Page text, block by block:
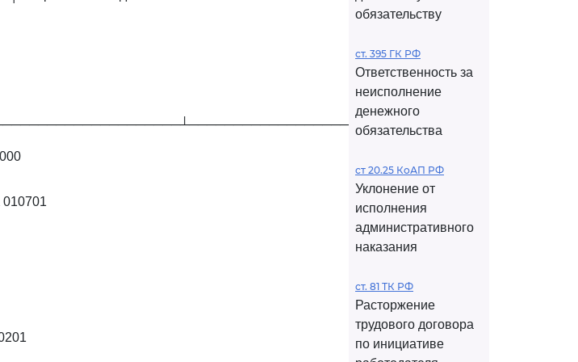
010701
обязательству
ст. 395 ГК РФ
Ответственность за
неисполнение
денежного
обязательства
ст 20.25 КоАП РФ
Уклонение от
исполнения
административного
наказания
ст. 81 ТК РФ
Расторжение
трудового договора
по инициативе